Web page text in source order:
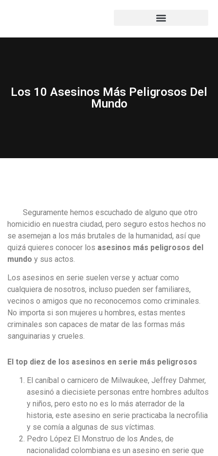
Los 10 Asesinos Más Peligrosos Del
Mundo
Seguramente hemos escuchado de alguno que otro
homicidio en nuestra ciudad, pero seguro estos hechos no
se asemejan a los más brutales de la humanidad, así que
quizá quieres conocer los asesinos más peligrosos del
mundo y sus actos.
Los asesinos en serie suelen verse y actuar como
cualquiera de nosotros, incluso pueden ser familiares,
vecinos o amigos que no reconocemos como criminales.
No importa si son mujeres u hombres, estas mentes
criminales son capaces de matar de las formas más
sanguinarias y crueles.
El top diez de los asesinos en serie más peligrosos
El caníbal o carnicero de Milwaukee, Jeffrey Dahmer,
asesinó a diecisiete personas entre hombres adultos
y niños, pero esto no es lo más aterrador de la
historia, este asesino en serie practicaba la necrofilia
y se comía a algunas de sus víctimas.
Pedro López El Monstruo de los Andes, de
nacionalidad colombiana es un asesino en serie que